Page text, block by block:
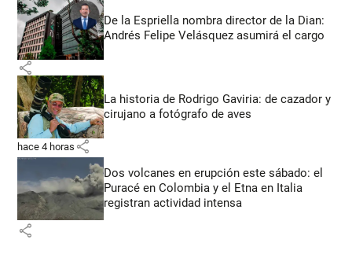
De la Espriella nombra director de la Dian:
Andrés Felipe Velásquez asumirá el cargo
share
La historia de Rodrigo Gaviria: de cazador y
cirujano a fotógrafo de aves
hace 4 horas share
Dos volcanes en erupción este sábado: el
Puracé en Colombia y el Etna en Italia
registran actividad intensa
share